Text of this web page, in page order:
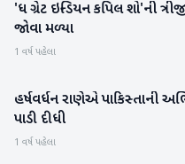
મનોરંજન
'ધ ગ્રેટ ઇન્ડિયન કપિલ શો'ની
જોવા મળ્યા
1 વર્ષ પહેલા
મનોરંજન
હર્ષવર્ધન રાણેએ પાકિસ્તાની
પાડી દીધી
1 વર્ષ પહેલા